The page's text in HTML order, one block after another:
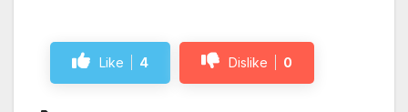
Like 4 Dislike 0